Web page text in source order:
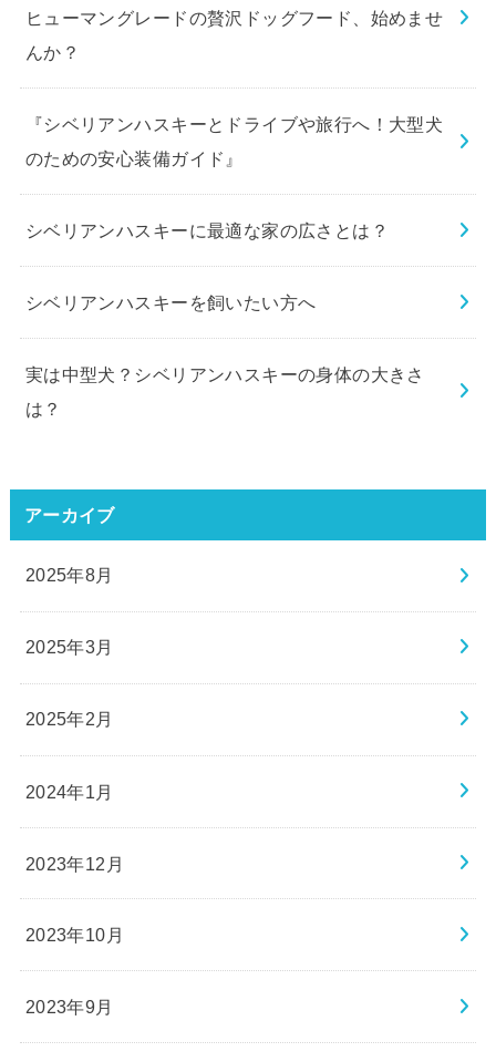
ヒューマングレードの贅沢ドッグフード、始めませ
んか？
『シベリアンハスキーとドライブや旅行へ！大型犬
のための安心装備ガイド』
シベリアンハスキーに最適な家の広さとは？
シベリアンハスキーを飼いたい方へ
実は中型犬？シベリアンハスキーの身体の大きさ
は？
アーカイブ
2025年8月
2025年3月
2025年2月
2024年1月
2023年12月
2023年10月
2023年9月